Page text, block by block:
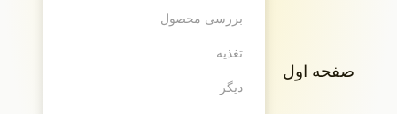
صفحه اول
بررسی محصول
تغذیه
دیگر